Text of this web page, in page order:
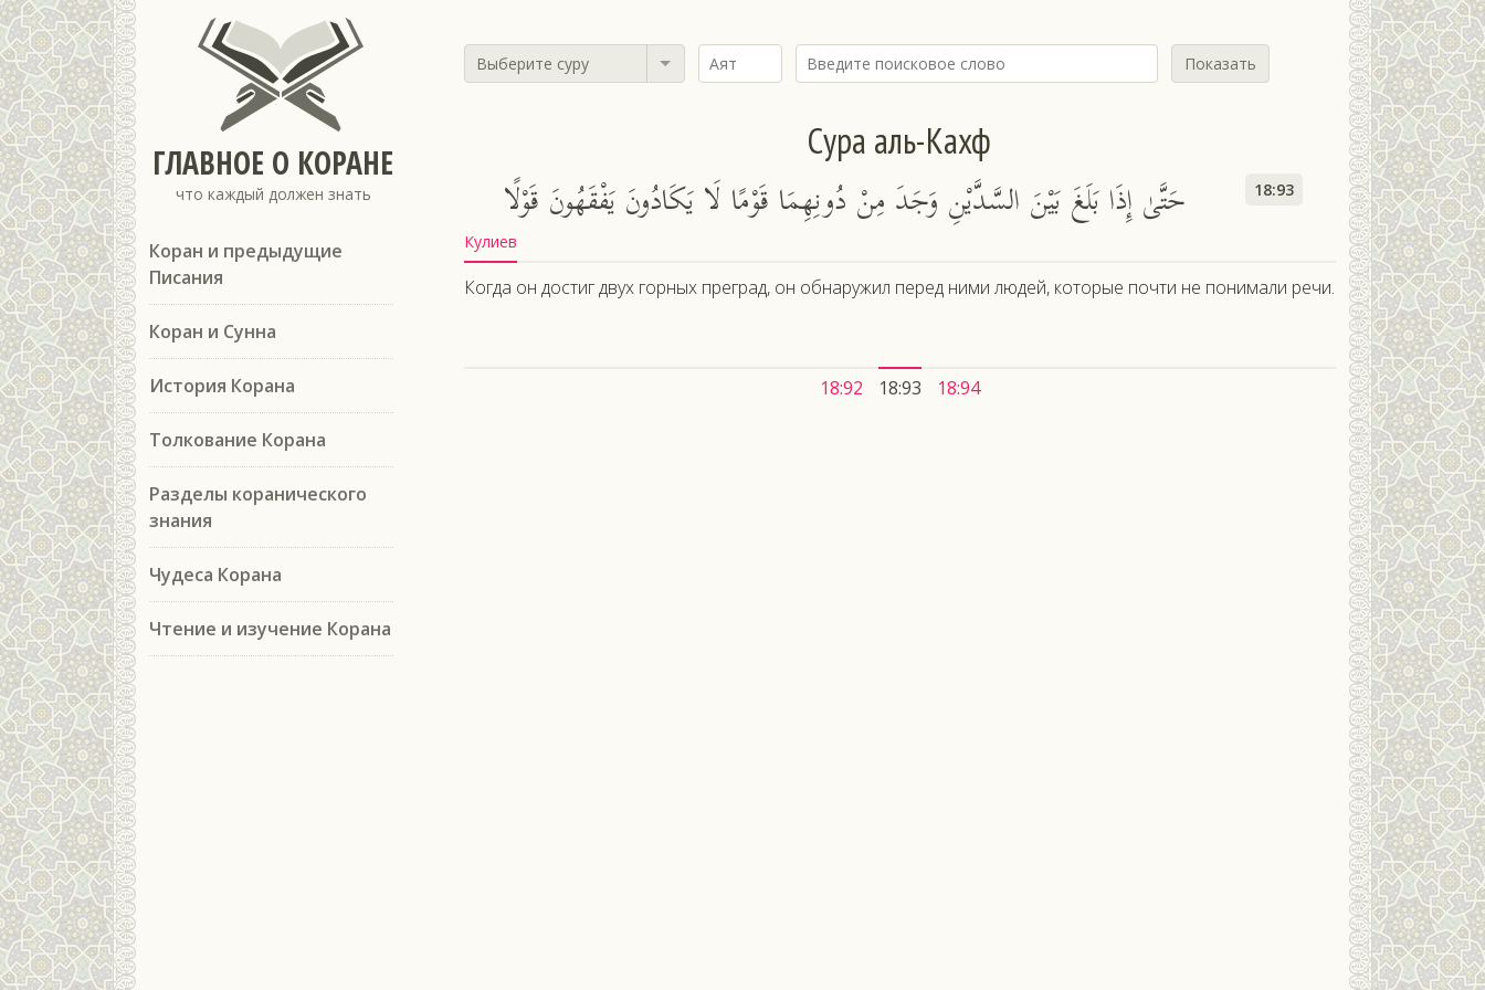
ГЛАВНОЕ О КОРАНЕ
что каждый должен знать
Коран и предыдущие
Писания
Коран и Сунна
История Корана
Толкование Корана
Разделы коранического
знания
Чудеса Корана
Чтение и изучение Корана
Выберите суру Показать
Сура аль-Кахф
حَتَّىٰ إِذَا بَلَغَ بَيْنَ السَّدَّيْنِ وَجَدَ مِنْ دُونِهِمَا قَوْمًا لَا يَكَادُونَ يَفْقَهُونَ قَوْلًا 18:93
Кулиев
Когда он достиг двух горных преград, он обнаружил перед ними людей, которые почти не понимали речи.
18:92 18:93 18:94